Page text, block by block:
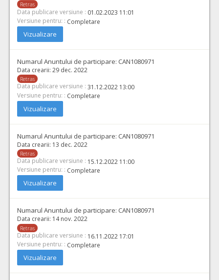
Retras
Data publicare versiune : 01.02.2023 11:01
Versiune pentru: : Completare
Vizualizare
Numarul Anuntului de participare: CAN1080971
Data crearii: 29 dec. 2022
Retras
Data publicare versiune : 31.12.2022 13:00
Versiune pentru: : Completare
Vizualizare
Numarul Anuntului de participare: CAN1080971
Data crearii: 13 dec. 2022
Retras
Data publicare versiune : 15.12.2022 11:00
Versiune pentru: : Completare
Vizualizare
Numarul Anuntului de participare: CAN1080971
Data crearii: 14 nov. 2022
Retras
Data publicare versiune : 16.11.2022 17:01
Versiune pentru: : Completare
Vizualizare